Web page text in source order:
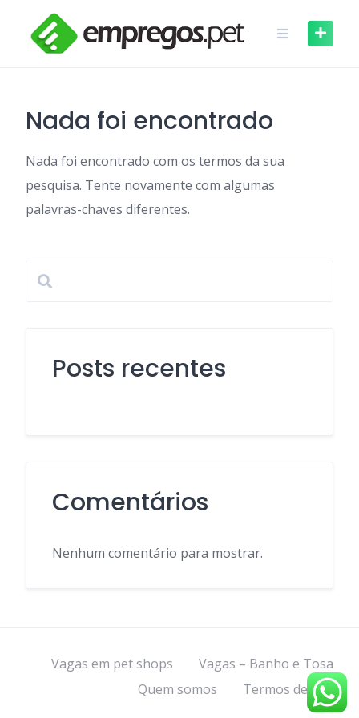
content
Nada foi encontrado
Nada foi encontrado com os termos da sua
pesquisa. Tente novamente com algumas
palavras-chaves diferentes.
Posts recentes
Comentários
Nenhum comentário para mostrar.
Vagas em pet shops
Vagas – Banho e Tosa
Quem somos
Termos de uso